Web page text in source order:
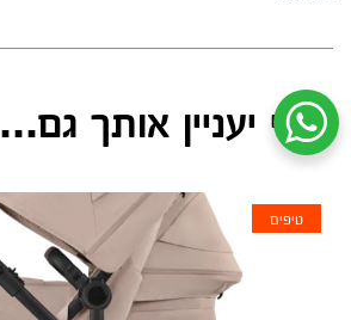
אולי יעניין אותך גם...
טיפים
שיחת ווטסאפ עם שירות הלקוחות